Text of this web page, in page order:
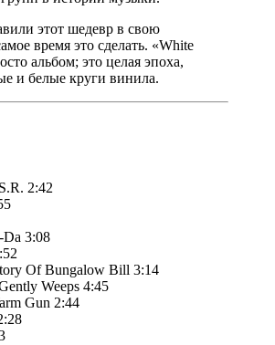
этот шедевр в свою
время это сделать. «White
альбом; это целая эпоха,
и белые круги винила.
2:42
3:08
Of Bungalow Bill 3:14
Weeps 4:45
Gun 2:44